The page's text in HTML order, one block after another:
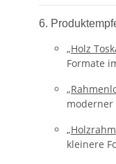
6.
„Holz
Formate
„
moderner
„
kleinere